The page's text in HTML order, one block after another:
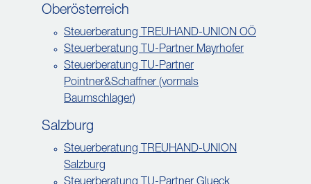
Oberösterreich
Steuerberatung TREUHAND-UNION OÖ
Steuerberatung TU-Partner Mayrhofer
Steuerberatung TU-Partner
Pointner&Schaffner (vormals
Baumschlager)
Salzburg
Steuerberatung TREUHAND-UNION
Salzburg